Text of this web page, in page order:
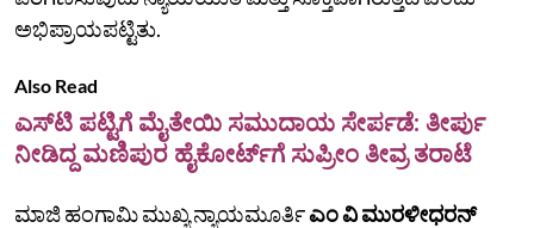
ಅಭಿಪ್ರಾಯಪಟ್ಟಿತು.
Also Read
ಎಸ್‌ಟಿ ಪಟ್ಟಿಗೆ ಮೈತೇಯಿ ಸಮುದಾಯ ಸೇರ್ಪಡೆ: ತೀರ್ಪು
ನೀಡಿದ್ದ ಮಣಿಪುರ ಹೈಕೋರ್ಟ್‌ಗೆ ಸುಪ್ರೀಂ ತೀವ್ರ ತರಾಟೆ
ಮಾಜಿ ಹಂಗಾಮಿ ಮುಖ್ಯ ನ್ಯಾಯಮೂರ್ತಿಎಂ ವಿ ಮುರಳೀಧರನ್‌